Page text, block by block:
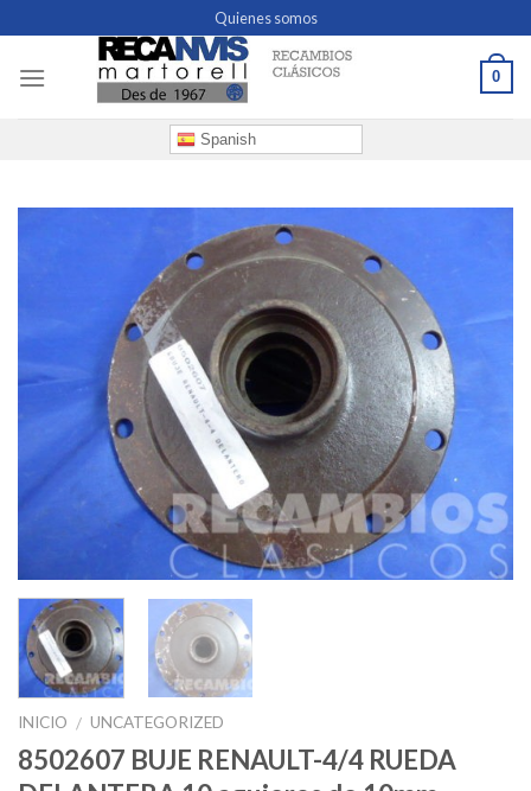
to
content
Quienes somos
0
Spanish
INICIO / UNCATEGORIZED
8502607 BUJE RENAULT-4/4 RUEDA